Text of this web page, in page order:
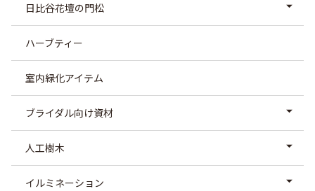
日比谷花壇の門松
ハーブティー
室内緑化アイテム
ブライダル向け資材
人工樹木
イルミネーション